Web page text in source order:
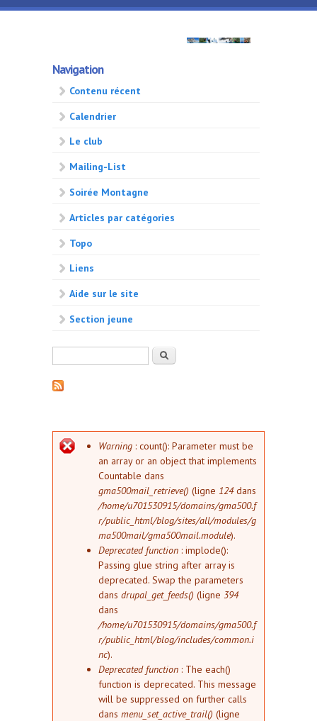
Aller au contenu principal
GMA
500
Navigation
Contenu récent
Calendrier
Le club
Mailing-List
Soirée Montagne
Articles par catégories
Topo
Liens
Aide sur le site
Section jeune
Formulaire de rechercheRechercher
Message d'erreur
Warning : count(): Parameter must be
an array or an object that implements
Countable dans
gma500mail_retrieve() (ligne 124dans
/home/u701530915/domains/gma500.f
r/public_html/blog/sites/all/modules/g
ma500mail/gma500mail.module).
Deprecated function : implode():
Passing glue string after array is
deprecated. Swap the parameters
dans drupal_get_feeds() (ligne 394
dans
/home/u701530915/domains/gma500.f
r/public_html/blog/includes/common.i
nc).
Deprecated function : The each()
function is deprecated. This message
will be suppressed on further calls
dans menu_set_active_trail() (ligne